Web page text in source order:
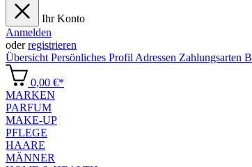
Ihr Konto
Anmelden
oderregistrieren
Übersicht Persönliches Profil Adressen Zahlungsarten
0,00 €*
MARKEN
PARFUM
MAKE-UP
PFLEGE
HAARE
MÄNNER